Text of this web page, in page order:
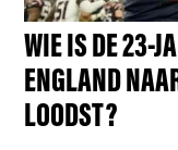
WIE IS DE 23-
ENGLAND
LOODST?